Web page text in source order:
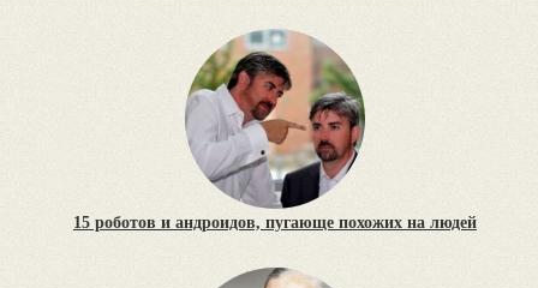
15 роботов и андроидов, пугающе похожих на людей